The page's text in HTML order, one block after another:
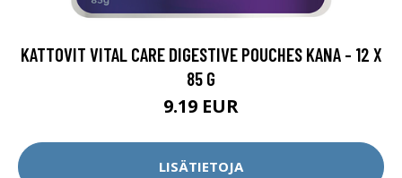
KATTOVIT VITAL CARE DIGESTIVE POUCHES KANA - 12 X
85 G
9.19 EUR
LISÄTIETOJA